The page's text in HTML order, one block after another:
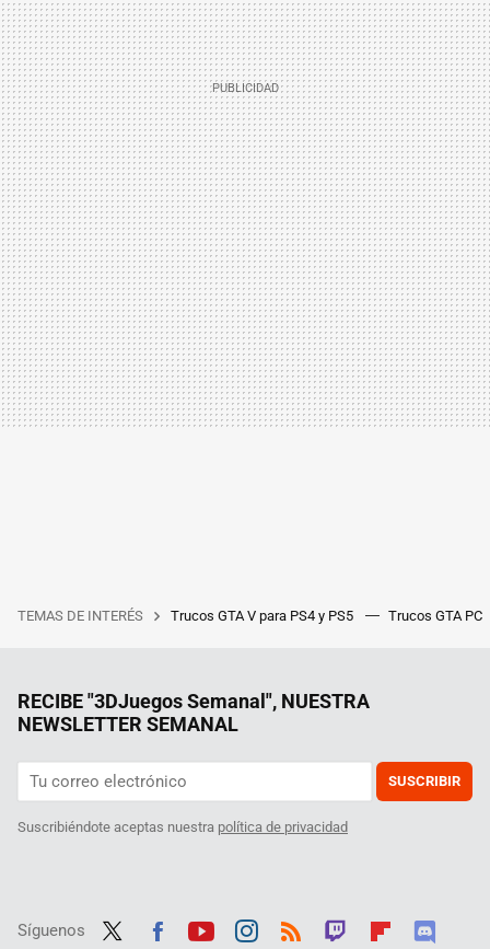
TEMAS DE INTERÉS Trucos GTA V para PS4 y PS5 Trucos GTA PC
RECIBE "3DJuegos Semanal", NUESTRA
NEWSLETTER SEMANAL
SUSCRIBIR
Suscribiéndote aceptas nuestra política de privacidad
Síguenos